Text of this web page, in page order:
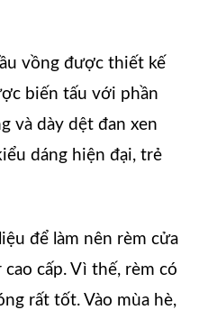
vồng được thiết kế
biến tấu với phần
và dày dệt đan xen
dáng hiện đại, trẻ
để làm nên rèm cửa
cấp. Vì thế, rèm có
rất tốt. Vào mùa hè,